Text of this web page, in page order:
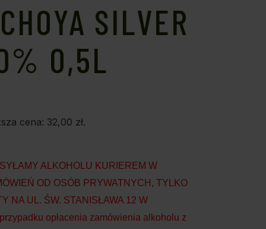
SILVER
0,5L
cena: 32,00 zł.
ALKOHOLU KURIEREM W
OD OSÓB PRYWATNYCH, TYLKO
NA UL. ŚW. STANISŁAWA 12 W
opłacenia zamówienia alkoholu z